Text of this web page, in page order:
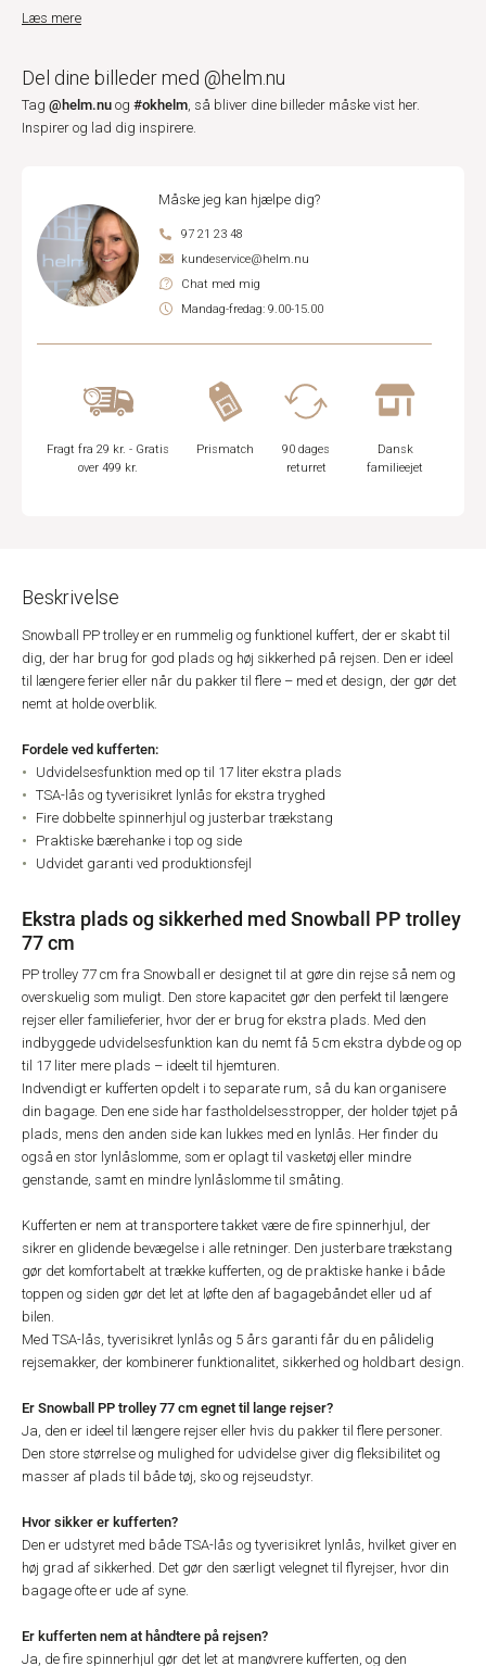
Læs mere
Del dine billeder med @helm.nu
Tag @helm.nu og #okhelm, så bliver dine billeder måske vist her.
Inspirer og lad dig inspirere.
Måske jeg kan hjælpe dig?
97 21 23 48
kundeservice@helm.nu
Chat med mig
Mandag-fredag: 9.00-15.00
Fragt fra 29 kr. - Gratis
over 499 kr.
Prismatch
90 dages
returret
Dansk
familieejet
Beskrivelse
Snowball PP trolley er en rummelig og funktionel kuffert, der er skabt til
dig, der har brug for god plads og høj sikkerhed på rejsen. Den er ideel
til længere ferier eller når du pakker til flere – med et design, der gør det
nemt at holde overblik.
Fordele ved kufferten:
Udvidelsesfunktion med op til 17 liter ekstra plads
TSA-lås og tyverisikret lynlås for ekstra tryghed
Fire dobbelte spinnerhjul og justerbar trækstang
Praktiske bærehanke i top og side
Udvidet garanti ved produktionsfejl
Ekstra plads og sikkerhed med Snowball PP trolley
77 cm
PP trolley 77 cm fra Snowball er designet til at gøre din rejse så nem og
overskuelig som muligt. Den store kapacitet gør den perfekt til længere
rejser eller familieferier, hvor der er brug for ekstra plads. Med den
indbyggede udvidelsesfunktion kan du nemt få 5 cm ekstra dybde og op
til 17 liter mere plads – ideelt til hjemturen.
Indvendigt er kufferten opdelt i to separate rum, så du kan organisere
din bagage. Den ene side har fastholdelsesstropper, der holder tøjet på
plads, mens den anden side kan lukkes med en lynlås. Her finder du
også en stor lynlåslomme, som er oplagt til vasketøj eller mindre
genstande, samt en mindre lynlåslomme til småting.
Kufferten er nem at transportere takket være de fire spinnerhjul, der
sikrer en glidende bevægelse i alle retninger. Den justerbare trækstang
gør det komfortabelt at trække kufferten, og de praktiske hanke i både
toppen og siden gør det let at løfte den af bagagebåndet eller ud af
bilen.
Med TSA-lås, tyverisikret lynlås og 5 års garanti får du en pålidelig
rejsemakker, der kombinerer funktionalitet, sikkerhed og holdbart design.
Er Snowball PP trolley 77 cm egnet til lange rejser?
Ja, den er ideel til længere rejser eller hvis du pakker til flere personer.
Den store størrelse og mulighed for udvidelse giver dig fleksibilitet og
masser af plads til både tøj, sko og rejseudstyr.
Hvor sikker er kufferten?
Den er udstyret med både TSA-lås og tyverisikret lynlås, hvilket giver en
høj grad af sikkerhed. Det gør den særligt velegnet til flyrejser, hvor din
bagage ofte er ude af syne.
Er kufferten nem at håndtere på rejsen?
Ja, de fire spinnerhjul gør det let at manøvrere kufferten, og den